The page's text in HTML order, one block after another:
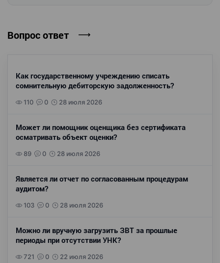
Вопрос ответ
Как государственному учреждению списать
сомнительную дебиторскую задолженность?
110 0 28 июля 2026
Может ли помощник оценщика без сертификата
осматривать объект оценки?
89 0 28 июля 2026
Является ли отчет по согласованным процедурам
аудитом?
103 0 28 июля 2026
Можно ли вручную загрузить ЗВТ за прошлые
периоды при отсутствии УНК?
721 0 22 июля 2026